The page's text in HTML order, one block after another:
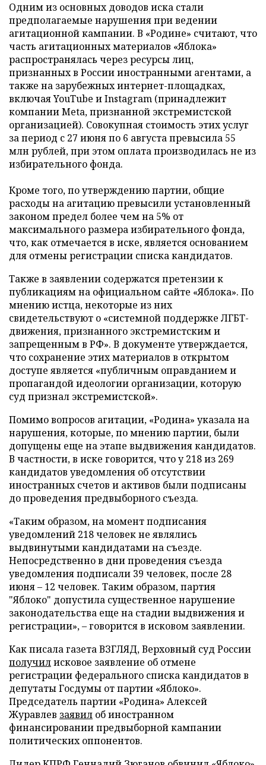
Одним из основных доводов иска стали
предполагаемые нарушения при ведении
агитационной кампании. В «Родине» считают, что
часть агитационных материалов «Яблока»
распространялась через ресурсы лиц,
признанных в России иностранными агентами, а
также на зарубежных интернет-площадках,
включая YouTube и Instagram (принадлежит
компании Meta, признанной экстремистской
организацией). Совокупная стоимость этих услуг
за период с 27 июня по 6 августа превысила 55
млн рублей, при этом оплата производилась не из
избирательного фонда.
Кроме того, по утверждению партии, общие
расходы на агитацию превысили установленный
законом предел более чем на 5% от
максимального размера избирательного фонда,
что, как отмечается в иске, является основанием
для отмены регистрации списка кандидатов.
Также в заявлении содержатся претензии к
публикациям на официальном сайте «Яблока». По
мнению истца, некоторые из них
свидетельствуют о «системной поддержке ЛГБТ-
движения, признанного экстремистским и
запрещенным в РФ». В документе утверждается,
что сохранение этих материалов в открытом
доступе является «публичным оправданием и
пропагандой идеологии организации, которую
суд признал экстремистской».
Помимо вопросов агитации, «Родина» указала на
нарушения, которые, по мнению партии, были
допущены еще на этапе выдвижения кандидатов.
В частности, в иске говорится, что у 218 из 269
кандидатов уведомления об отсутствии
иностранных счетов и активов были подписаны
до проведения предвыборного съезда.
«Таким образом, на момент подписания
уведомлений 218 человек не являлись
выдвинутыми кандидатами на съезде.
Непосредственно в дни проведения съезда
уведомления подписали 39 человек, после 28
июня – 12 человек. Таким образом, партия
"Яблоко" допустила существенное нарушение
законодательства еще на стадии выдвижения и
регистрации», – говорится в исковом заявлении.
Как писала газета ВЗГЛЯД, Верховный суд России
получилисковое заявление об отмене
регистрации федерального списка кандидатов в
депутаты Госдумы от партии «Яблоко».
Председатель партии «Родина» Алексей
Журавлев заявил об иностранном
финансировании предвыборной кампании
политических оппонентов.